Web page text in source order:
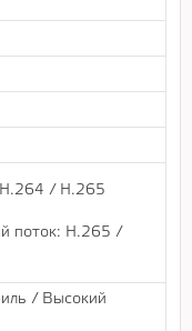
H.264 / H.265
поток: H.265 /
/ Высокий